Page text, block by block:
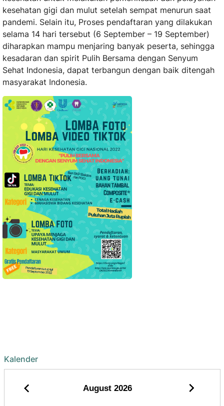
kesehatan gigi dan mulut setelah sempat menurun saat
pandemi. Selain itu, Proses pendaftaran yang dilakukan
selama 14 hari tersebut (6 September – 19 September)
diharapkan mampu menjaring banyak peserta, sehingga
kesadaran dan spirit Pulih Bersama dengan Senyum
Sehat Indonesia, dapat terbangun dengan baik ditengah
masyarakat Indonesia.
Kalender
August 2026